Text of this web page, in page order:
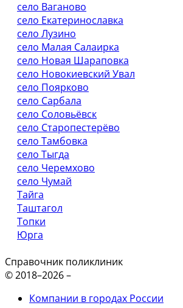
село Ваганово
село Екатеринославка
село Лузино
село Малая Салаирка
село Новая Шараповка
село Новокиевский Увал
село Поярково
село Сарбала
село Соловьёвск
село Старопестерёво
село Тамбовка
село Тыгда
село Черемхово
село Чумай
Тайга
Таштагол
Топки
Юрга
Справочник поликлиник
© 2018–2026 –
Компании в городах России